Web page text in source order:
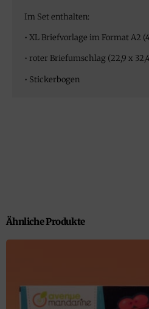
Im Set enthalten:
• XL Briefvorlage im Format A2
• roter Briefumschlag (22,9 x
• Stickerbogen
Ähnliche Produkte